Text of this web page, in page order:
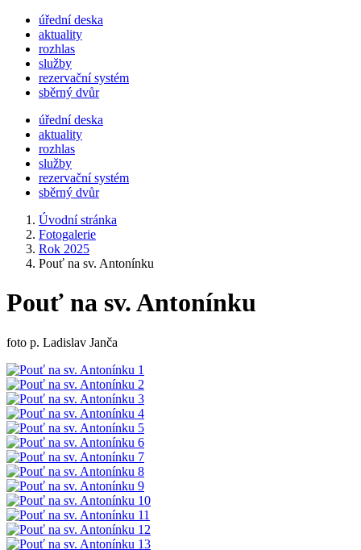
úřední deska
aktuality
rozhlas
služby
rezervační systém
sběrný dvůr
úřední deska
aktuality
rozhlas
služby
rezervační systém
sběrný dvůr
Úvodní stránka
Fotogalerie
Rok 2025
Pouť na sv. Antonínku
Pouť na sv. Antonínku
foto p. Ladislav Janča